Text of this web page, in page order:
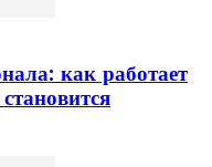
как работает